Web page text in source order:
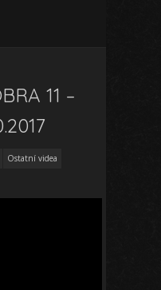
11 –
Ostatní videa